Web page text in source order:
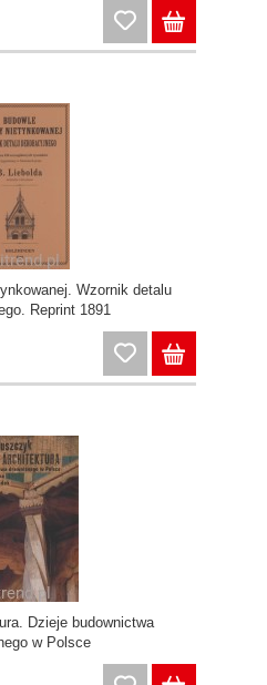
Wzornik detalu
Reprint 1891
Dzieje budownictwa
w Polsce